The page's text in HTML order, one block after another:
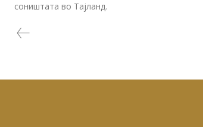
соништата во Тајланд.